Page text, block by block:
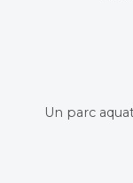
Un parc